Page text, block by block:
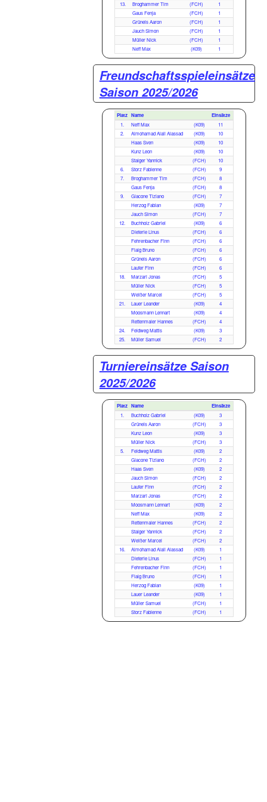
13.
Broghammer Tim (FCH)
1
Gaus Fenja
(FCH)
1
Grüneis Aaron
(FCH)
1
Jauch Simon
(FCH)
1
Müller Nick
(FCH)
1
Neff Max
(K09) 1
Freundschaftsspieleinsätze
Saison 2025/2026
Platz Name
Einsätze
1.
Neff Max (K09)
11
2.
Almohamad Alali Alassad (K09)
10
Haas Sven
(K09)
10
Kunz Leon
(K09)
10
Staiger Yannick
(FCH)
10
6.
Storz Fabienne (FCH)
9
7.
Broghammer Tim (FCH)
8
Gaus Fenja
(FCH)
8
9.
Giacone Tiziano (FCH)
7
Herzog Fabian
(K09)
7
Jauch Simon
(FCH)
7
12.
Buchholz Gabriel (K09)
6
Dieterle Linus
(FCH)
6
Fehrenbacher Finn
(FCH)
6
Flaig Bruno
(FCH)
6
Grüneis Aaron
(FCH)
6
Laufer Finn
(FCH)
6
18.
Marzari Jonas (FCH)
5
Müller Nick
(FCH)
5
Weißer Marcel
(FCH)
5
21.
Lauer Leander (K09)
4
Moosmann Lennart
(K09)
4
Rettenmaier Hannes
(FCH)
4
24.
Feldweg Mattis (K09)
3
25.
Müller Samuel (FCH) 2
Turniereinsätze Saison
2025/2026
Platz Name
Einsätze
1.
Buchholz Gabriel (K09)
3
Grüneis Aaron
(FCH)
3
Kunz Leon
(K09)
3
Müller Nick
(FCH)
3
5.
Feldweg Mattis (K09)
2
Giacone Tiziano
(FCH)
2
Haas Sven
(K09)
2
Jauch Simon
(FCH)
2
Laufer Finn
(FCH)
2
Marzari Jonas
(FCH)
2
Moosmann Lennart
(K09)
2
Neff Max
(K09)
2
Rettenmaier Hannes
(FCH)
2
Staiger Yannick
(FCH)
2
Weißer Marcel
(FCH)
2
16.
Almohamad Alali Alassad (K09)
1
Dieterle Linus
(FCH)
1
Fehrenbacher Finn
(FCH)
1
Flaig Bruno
(FCH)
1
Herzog Fabian
(K09)
1
Lauer Leander
(K09)
1
Müller Samuel
(FCH)
1
Storz Fabienne
(FCH) 1